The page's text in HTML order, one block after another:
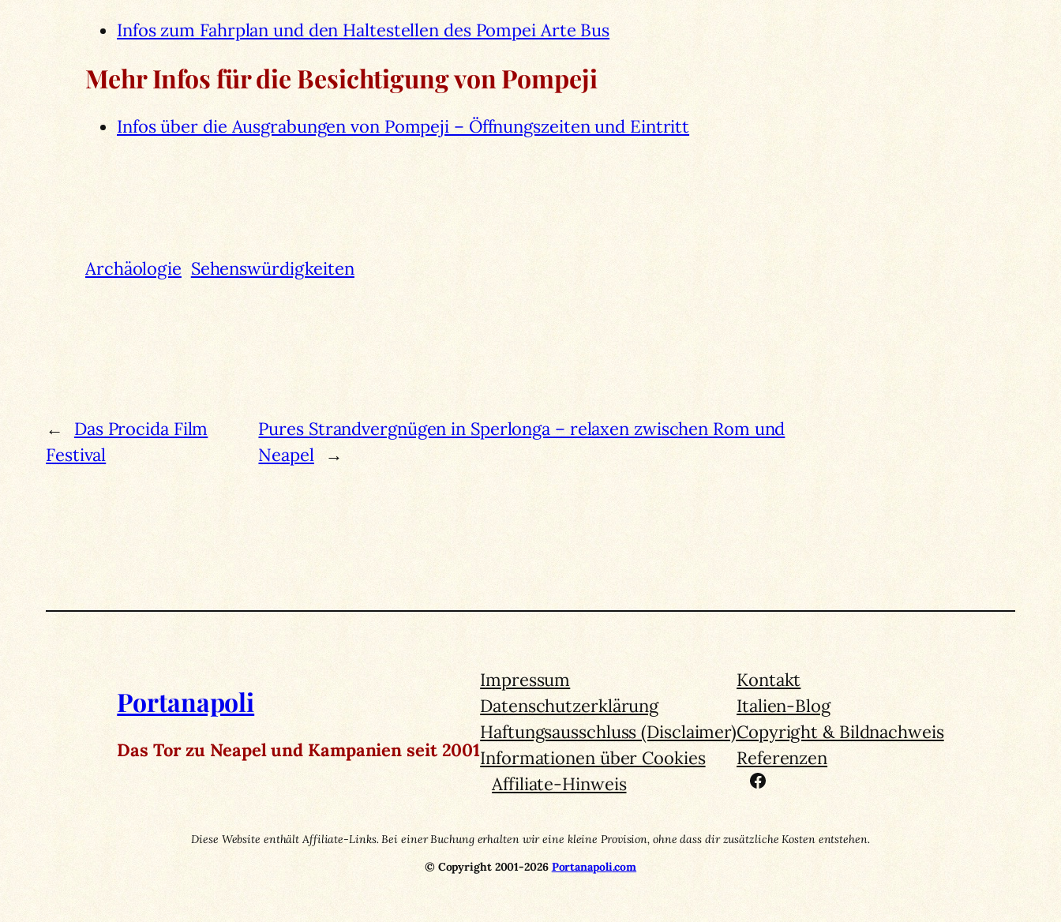
Infos zum Fahrplan und den Haltestellen des Pompei Arte Bus
Mehr Infos für die Besichtigung von Pompeji
Infos über die Ausgrabungen von Pompeji – Öffnungszeiten und Eintritt
Archäologie Sehenswürdigkeiten
←
Das Procida Film
Festival
Pures Strandvergnügen in Sperlonga – relaxen zwischen Rom und
Neapel
→
Portanapoli
Das Tor zu Neapel und Kampanien seit 2001
Impressum
Datenschutzerklärung
Haftungsausschluss (Disclaimer)
Informationen über Cookies
Affiliate-Hinweis
Kontakt
Italien-Blog
Copyright & Bildnachweis
Referenzen
Facebook
Diese Website enthält Affiliate-Links. Bei einer Buchung erhalten wir eine kleine Provision, ohne dass dir zusätzliche Kosten entstehen.
© Copyright 2001-2026 Portanapoli.com